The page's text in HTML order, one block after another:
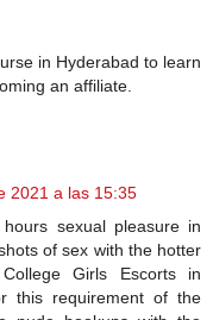
in Hyderabad to learn
an affiliate.
2021 a las 15:35
sexual pleasure in
of sex with the hotter
Girls Escorts in
this requirement of the